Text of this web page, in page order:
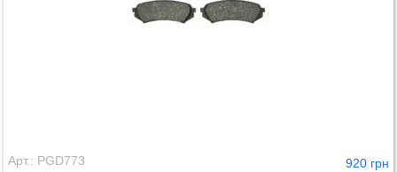
Арт.: PGD773 920 грн